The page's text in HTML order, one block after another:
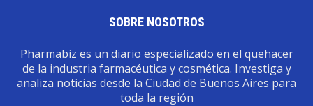
SOBRE NOSOTROS
Pharmabiz es un diario especializado en el quehacer
de la industria farmacéutica y cosmética. Investiga y
analiza noticias desde la Ciudad de Buenos Aires para
toda la región